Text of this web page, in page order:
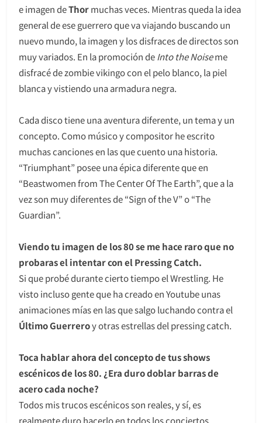
e imagen deThormuchas veces. Mientras queda la idea
general de ese guerrero que va viajando buscando un
nuevo mundo, la imagen y los disfraces de directos son
muy variados. En la promoción de Into the Noiseme
disfracé de zombie vikingo con el pelo blanco, la piel
blanca y vistiendo una armadura negra.
Cada disco tiene una aventura diferente, un tema y un
concepto. Como músico y compositor he escrito
muchas canciones en las que cuento una historia.
“Triumphant” posee una épica diferente que en
“Beastwomen from The Center Of The Earth”, que a la
vez son muy diferentes de “Sign of the V” o “The
Guardian”.
Viendo tu imagen de los 80 se me hace raro que no
probaras el intentar con el Pressing Catch.
Si que probé durante cierto tiempo el Wrestling. He
visto incluso gente que ha creado en Youtube unas
animaciones mías en las que salgo luchando contra el
Último Guerreroy otras estrellas del pressing catch.
Toca hablar ahora del concepto de tus shows
escénicos de los 80. ¿Era duro doblar barras de
acero cada noche?
Todos mis trucos escénicos son reales, y sí, es
realmente duro hacerlo en todos los conciertos.